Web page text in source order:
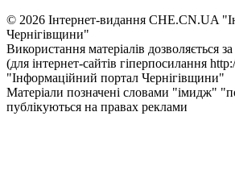
© 2026 Інтернет-видання CHE.CN.UA
Чернiгiвщини"
Використання матеріалів дозволяється
(для інтернет-сайтів гіперпосилання
"Інформаційний портал Чернiгiвщини"
Матеріали позначені словами "імидж"
публікуються на правах реклами